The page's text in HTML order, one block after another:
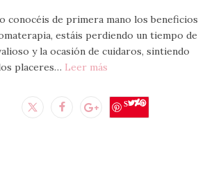
conocéis de primera mano los beneficios
estáis perdiendo un tiempo de
y la ocasión de cuidaros, sintiendo
placeres… Leer más
Save